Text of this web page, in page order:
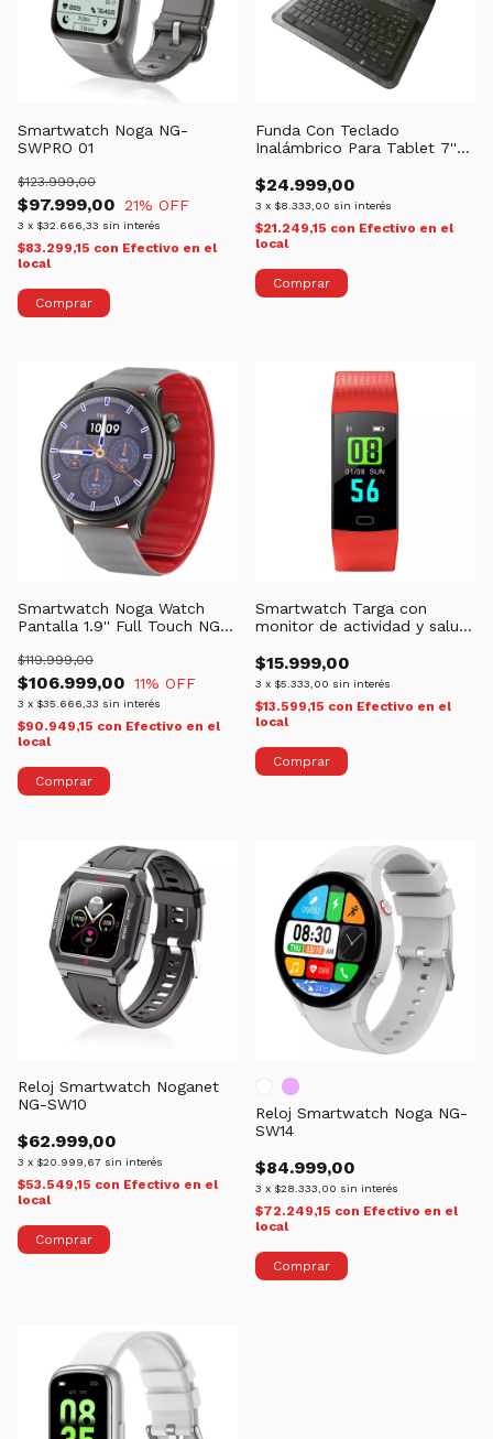
Smartwatch Noga NG-
SWPRO 01
$97.999,00
$123.999,00
21% OFF
3 x $32.666,33 sin interés
$83.299,15 con Efectivo en el
local
Funda Con Teclado
Inalámbrico Para Tablet 7''
$24.999,00
3 x $8.333,00 sin interés
$21.249,15 con Efectivo en el
local
Smartwatch Noga Watch
Pantalla 1.9'' Full Touch NG-
$106.999,00
$119.999,00
11% OFF
3 x $35.666,33 sin interés
$90.949,15 con Efectivo en el
local
Smartwatch Targa con
monitor de actividad y salud
$15.999,00
3 x $5.333,00 sin interés
$13.599,15 con Efectivo en el
local
Reloj Smartwatch Noganet
NG-SW10
$62.999,00
3 x $20.999,67 sin interés
$53.549,15 con Efectivo en el
local
Reloj Smartwatch Noga NG-
SW14
$84.999,00
3 x $28.333,00 sin interés
$72.249,15 con Efectivo en el
local
Comprar